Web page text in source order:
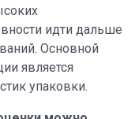
идти дальше
Основной
является
упаковки.